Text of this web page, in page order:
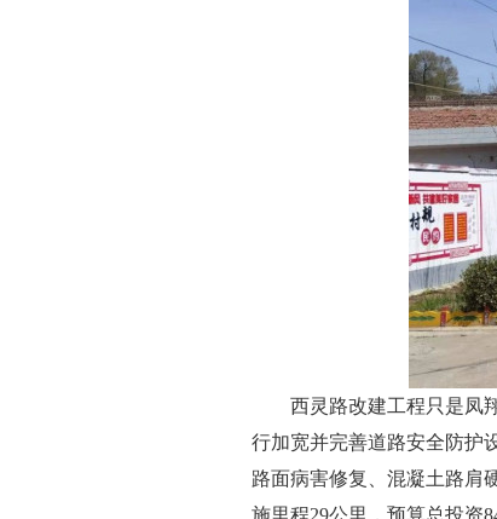
西灵路改建工程只是凤
行加宽并完善道路安全防护
路面病害修复、混凝土路肩
施里程29公里，预算总投资